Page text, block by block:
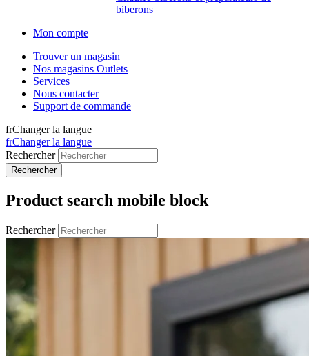
biberons
Mon compte
Trouver un magasin
Nos magasins Outlets
Services
Nous contacter
Support de commande
frChanger la langue
frChanger la langue
Rechercher
Product search mobile block
Rechercher